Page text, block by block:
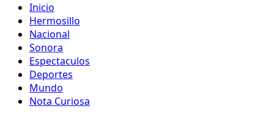
Inicio
Hermosillo
Nacional
Sonora
Espectaculos
Deportes
Mundo
Nota Curiosa